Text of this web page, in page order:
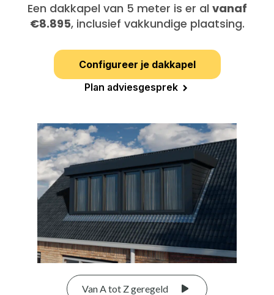
Een dakkapel van 5 meter is er al vanaf
€8.895, inclusief vakkundige plaatsing.
Configureer je dakkapel
Plan adviesgesprek
Van A tot Z geregeld